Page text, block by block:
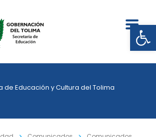
de Educación y Cultura del Tolima